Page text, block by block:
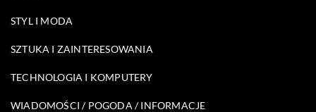
STYL I MODA
SZTUKA I ZAINTERESOWANIA
TECHNOLOGIA I KOMPUTERY
WIADOMOŚCI / POGODA / INFORMACJE